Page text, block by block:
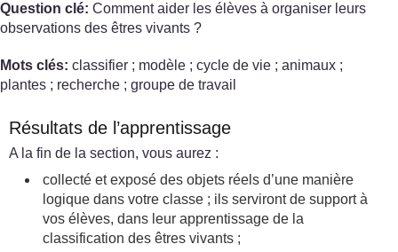
Question clé: Comment aider les élèves à organiser leurs
observations des êtres vivants ?
Mots clés: classifier ; modèle ; cycle de vie ; animaux ;
plantes ; recherche ; groupe de travail
Résultats de l’apprentissage
A la fin de la section, vous aurez :
collecté et exposé des objets réels d’une manière
logique dans votre classe ; ils serviront de support à
vos élèves, dans leur apprentissage de la
classification des êtres vivants ;